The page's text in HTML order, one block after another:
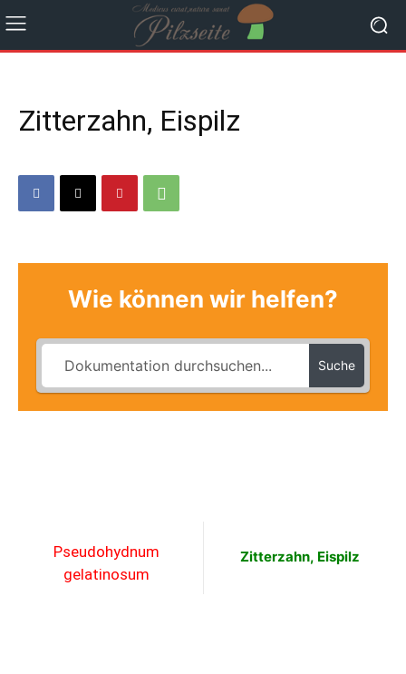
Zitterzahn, Eispilz
Wie können wir helfen?
Suche
Pseudohydnum
gelatinosum
Zitterzahn, Eispilz